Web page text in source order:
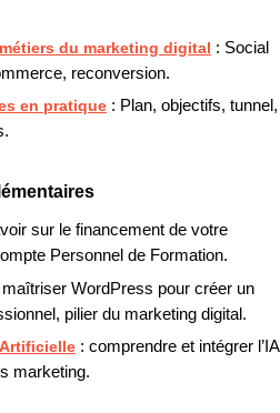
du marketing digital : Social
reconversion.
en pratique : Plan, objectifs, tunnel,
sur le financement de votre
Personnel de Formation.
maîtriser WordPress pour créer un
pilier du marketing digital.
: comprendre et intégrer l’IA
marketing.